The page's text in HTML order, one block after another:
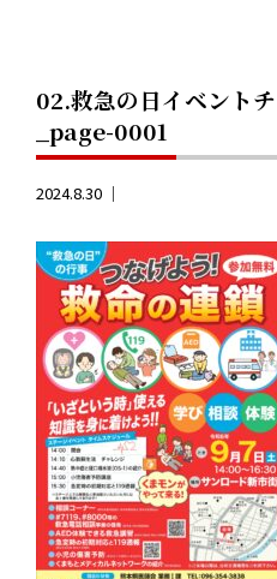
02.救急の日イベント
_page-0001
2024.8.30 ｜